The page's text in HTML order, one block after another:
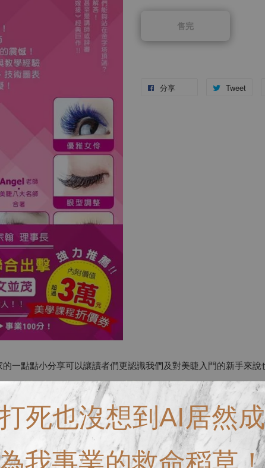
死也沒想到AI居然成
售完
分享 Tweet
一點點小分享可以讓讀者們更認識我們及對美睫入門的新手來說